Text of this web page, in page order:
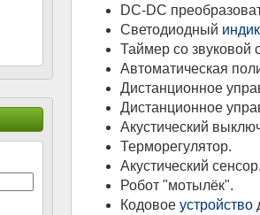
DC-DC
Светодиодный
Таймер со звуковой
Автоматическая
Дистанционное
Дистанционное
Акустический
Терморегулятор.
Акустический сенсор.
Робот "мотылёк".
Кодовое устройство